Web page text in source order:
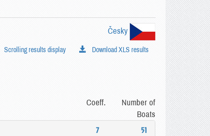
Česky
Download XLS results
Scrolling results display
Coeff.
Number of
Boats
7 51